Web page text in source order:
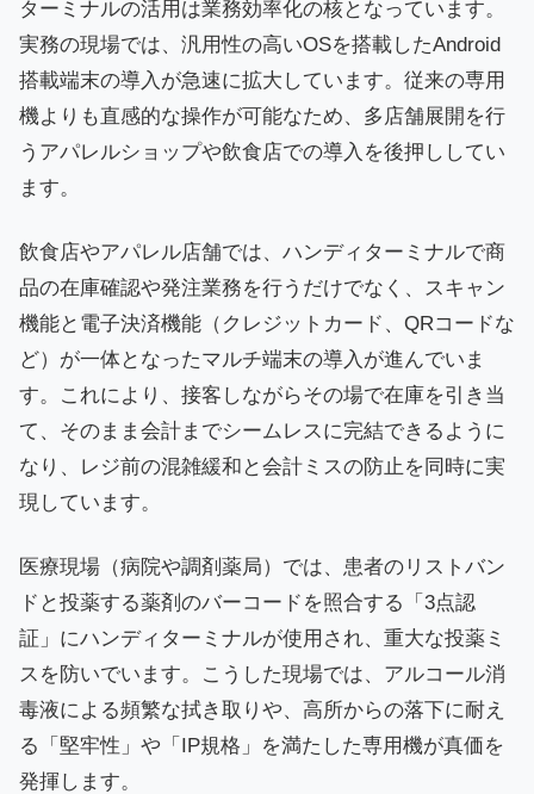
ターミナルの活用は業務効率化の核となっています。
実務の現場では、汎用性の高いOSを搭載したAndroid
搭載端末の導入が急速に拡大しています。従来の専用
機よりも直感的な操作が可能なため、多店舗展開を行
うアパレルショップや飲食店での導入を後押ししてい
ます。
飲食店やアパレル店舗では、ハンディターミナルで商
品の在庫確認や発注業務を行うだけでなく、スキャン
機能と電子決済機能（クレジットカード、QRコードな
ど）が一体となったマルチ端末の導入が進んでいま
す。これにより、接客しながらその場で在庫を引き当
て、そのまま会計までシームレスに完結できるように
なり、レジ前の混雑緩和と会計ミスの防止を同時に実
現しています。
医療現場（病院や調剤薬局）では、患者のリストバン
ドと投薬する薬剤のバーコードを照合する「3点認
証」にハンディターミナルが使用され、重大な投薬ミ
スを防いでいます。こうした現場では、アルコール消
毒液による頻繁な拭き取りや、高所からの落下に耐え
る「堅牢性」や「IP規格」を満たした専用機が真価を
発揮します。